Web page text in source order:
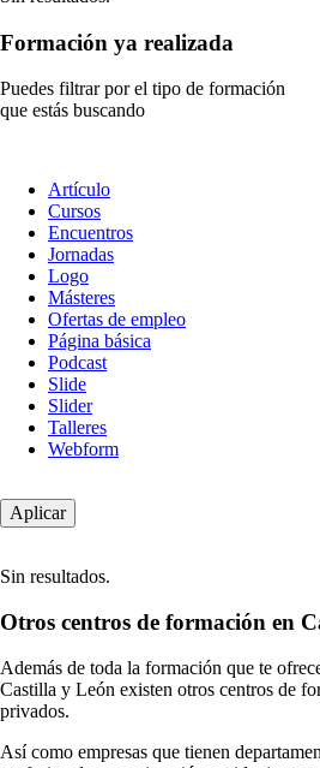
Formación ya realizada
Puedes filtrar por el tipo de formación
que estás buscando
contenido
Artículo
Cursos
Encuentros
Jornadas
Logo
Másteres
Ofertas de empleo
Página básica
Podcast
Slide
Slider
Talleres
Webform
Sin resultados.
Otros centros de formación en
Además de toda la formación que te
Castilla y León existen otros centros de
privados.
Así como empresas que tienen